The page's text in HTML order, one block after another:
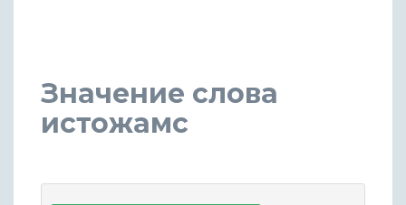
Значение слова
истожамс